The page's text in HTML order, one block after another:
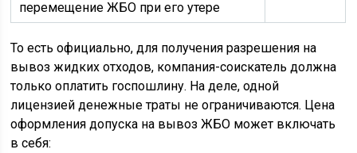
перемещение ЖБО при его утере
То есть официально, для получения разрешения на
вывоз жидких отходов, компания-соискатель должна
только оплатить госпошлину. На деле, одной
лицензией денежные траты не ограничиваются. Цена
оформления допуска на вывоз ЖБО может включать
в себя: